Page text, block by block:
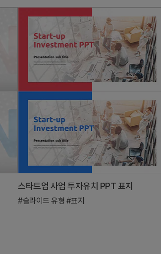
스타트업 사업 투자유치 PPT 표지
#슬라이드 유형 #표지